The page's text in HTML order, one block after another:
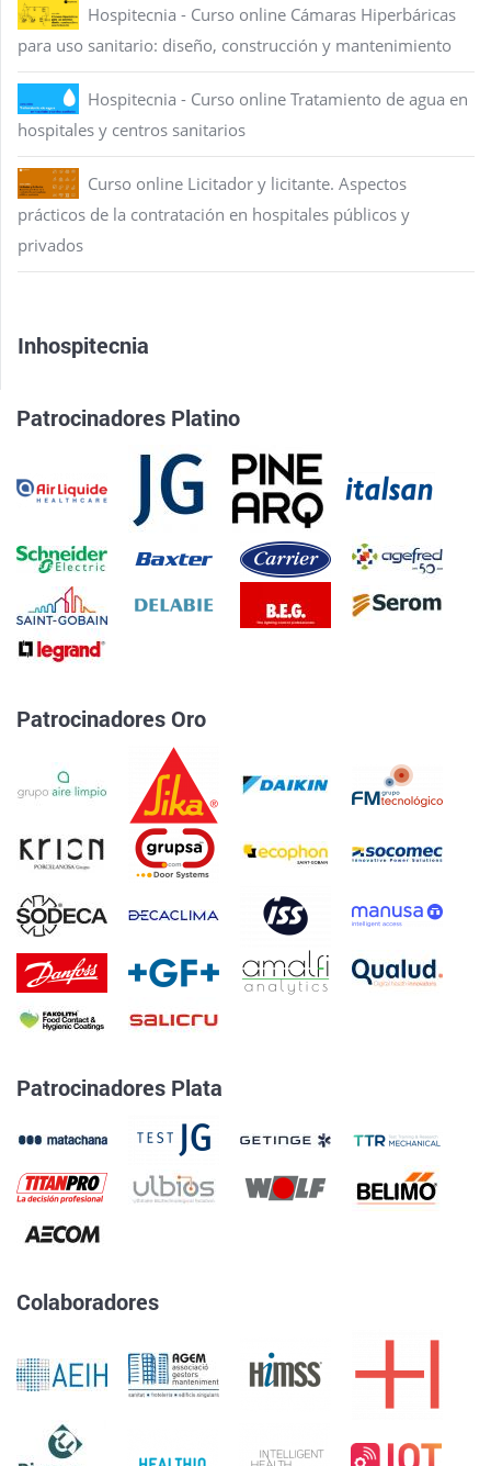
Hospitecnia - Curso online Cámaras Hiperbáricas
para uso sanitario: diseño, construcción y mantenimiento
Hospitecnia - Curso online Tratamiento de agua en
hospitales y centros sanitarios
Curso online Licitador y licitante. Aspectos
prácticos de la contratación en hospitales públicos y
privados
Inhospitecnia
Patrocinadores Platino
Patrocinadores Oro
Patrocinadores Plata
Colaboradores